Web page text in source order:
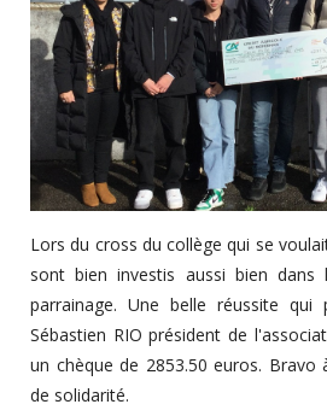
Lors du cross du collège qui se
sont bien investis aussi bien
parrainage. Une belle réussite
Sébastien RIO président de
un chèque de 2853.50 euros.
de solidarité.